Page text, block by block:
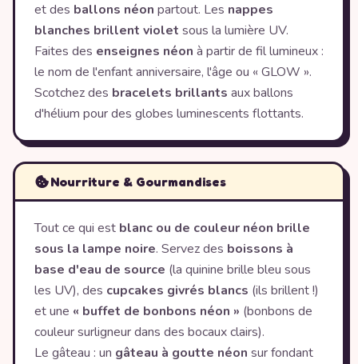
et des ballons néon partout. Les nappes
blanches brillent violet sous la lumière UV.
Faites des enseignes néon à partir de fil lumineux :
le nom de l'enfant anniversaire, l'âge ou « GLOW ».
Scotchez des bracelets brillants aux ballons
d'hélium pour des globes luminescents flottants.
Nourriture & Gourmandises
Tout ce qui est blanc ou de couleur néon brille
sous la lampe noire. Servez des boissons à
base d'eau de source (la quinine brille bleu sous
les UV), des cupcakes givrés blancs (ils brillent !)
et une « buffet de bonbons néon » (bonbons de
couleur surligneur dans des bocaux clairs).
Le gâteau : un gâteau à goutte néon sur fondant